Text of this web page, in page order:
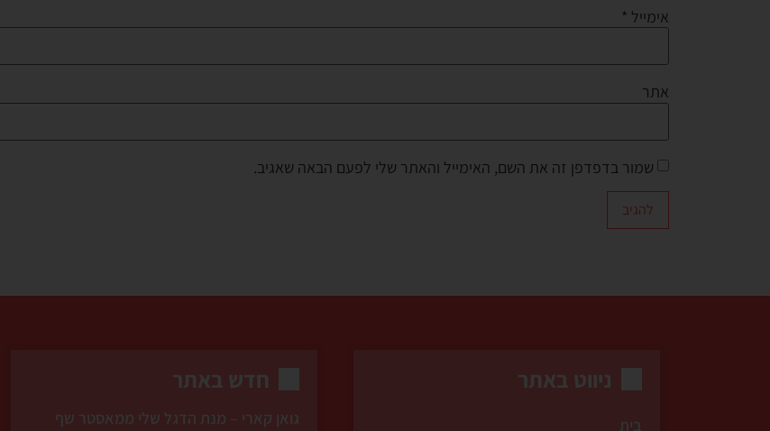
אימייל *
אתר
שמור בדפדפן זה את השם, האימייל והאתר שלי לפעם הבאה שאגיב.
ניווט באתר
בית
חדש באתר
גואן קארי – מנת הדגל שלי ממאסטר שף